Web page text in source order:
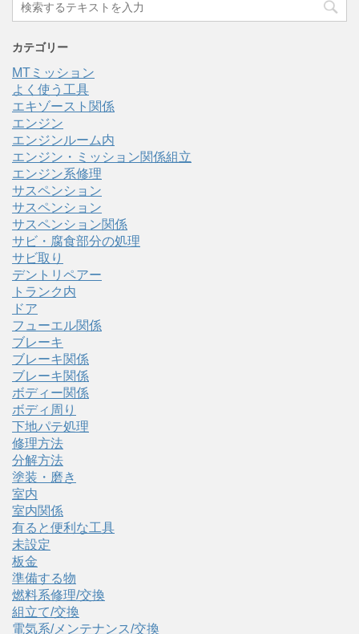
カテゴリー
MTミッション
よく使う工具
エキゾースト関係
エンジン
エンジンルーム内
エンジン・ミッション関係組立
エンジン系修理
サスペンション
サスペンション
サスペンション関係
サビ・腐食部分の処理
サビ取り
デントリペアー
トランク内
ドア
フューエル関係
ブレーキ
ブレーキ関係
ブレーキ関係
ボディー関係
ボディ周り
下地パテ処理
修理方法
分解方法
塗装・磨き
室内
室内関係
有ると便利な工具
未設定
板金
準備する物
燃料系修理/交換
組立て/交換
電気系/メンテナンス/交換